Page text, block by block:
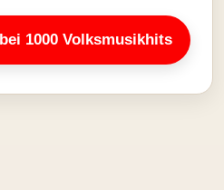
1000 Volksmusikhits